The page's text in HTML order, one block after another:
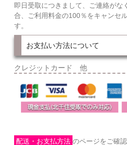
即日受取につきまして、ご連絡がな
合、ご利用料金の100％をキャンセ
す。
お支払い方法について
クレジットカード 他
配送・お支払方法 のページをご確認